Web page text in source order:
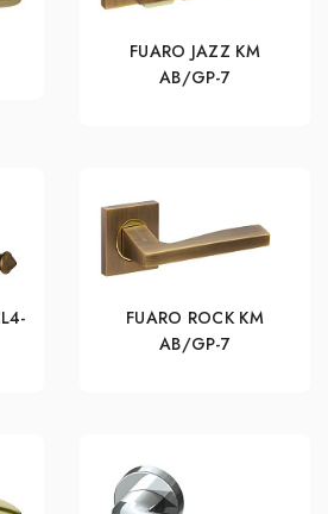
FUARO JAZZ KM
AB/GP-7
FUARO ROCK KM
AB/GP-7